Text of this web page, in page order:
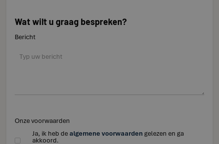
Wat wilt u graag bespreken?
Bericht
Onze voorwaarden
Ja, ik heb dealgemene voorwaardengelezen en ga
akkoord.